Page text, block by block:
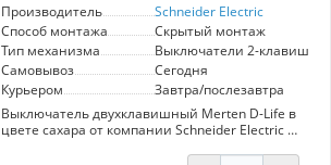
и эстетика, что делает её отличным выбором
для тех, кто ценит качество и стиль.
Производитель
Schneider Electric
Способ монтажа
Скрытый монтаж
Тип механизма
Выключатели 2-
Самовывоз
Сегодня
Курьером
Завтра/послезавтра
Выключатель двухклавишный Merten D-Life в
цвете сахара от компании Schneider Electric —